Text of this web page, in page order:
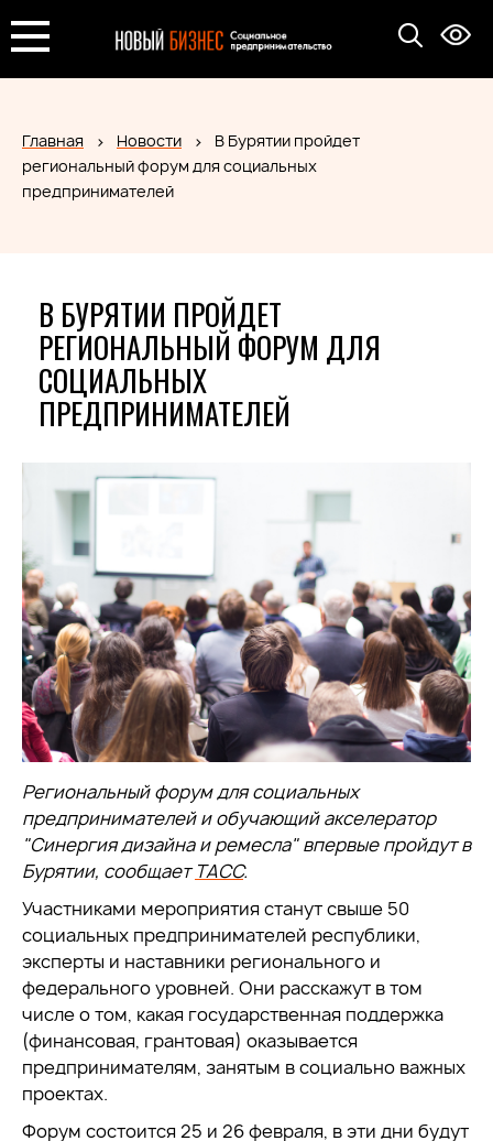
Главная Новости
В Бурятии пройдет
региональный форум для социальных
предпринимателей
В БУРЯТИИ ПРОЙДЕТ
РЕГИОНАЛЬНЫЙ ФОРУМ ДЛЯ
СОЦИАЛЬНЫХ
ПРЕДПРИНИМАТЕЛЕЙ
Региональный форум для социальных
предпринимателей и обучающий акселератор
"Синергия дизайна и ремесла" впервые пройдут в
Бурятии, сообщаетТАСС.
Участниками мероприятия станут свыше 50
социальных предпринимателей республики,
эксперты и наставники регионального и
федерального уровней. Они расскажут в том
числе о том, какая государственная поддержка
(финансовая, грантовая) оказывается
предпринимателям, занятым в социально важных
проектах.
Форум состоится 25 и 26 февраля, в эти дни будут